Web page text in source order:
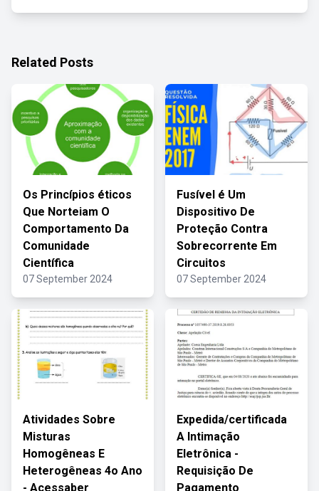
Related Posts
Os Princípios éticos
Que Norteiam O
Comportamento Da
Comunidade
Científica
07 September 2024
Fusível é Um
Dispositivo De
Proteção Contra
Sobrecorrente Em
Circuitos
07 September 2024
Atividades Sobre
Misturas
Homogêneas E
Heterogêneas 4o Ano
- Acessaber
Expedida/certificada
A Intimação
Eletrônica -
Requisição De
Pagamento